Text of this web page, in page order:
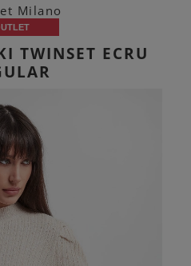
Milano
TWINSET ECRU